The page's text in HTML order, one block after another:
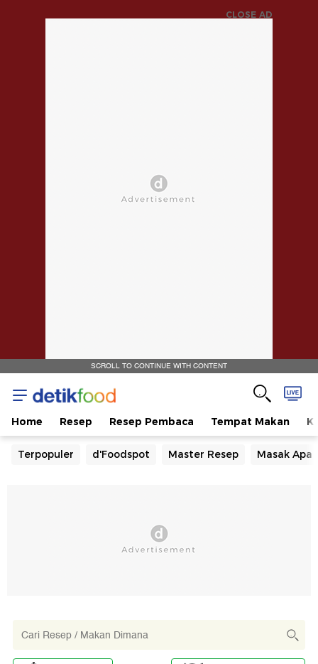
CLOSE AD
SCROLL TO CONTINUE WITH CONTENT
Home Resep Resep Pembaca Tempat Makan
Terpopuler d'Foodspot Master Resep Masak Apa